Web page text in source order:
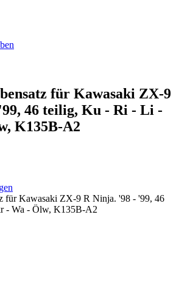
für Kawasaki ZX-9
46 teilig, Ku - Ri - Li -
K135B-A2